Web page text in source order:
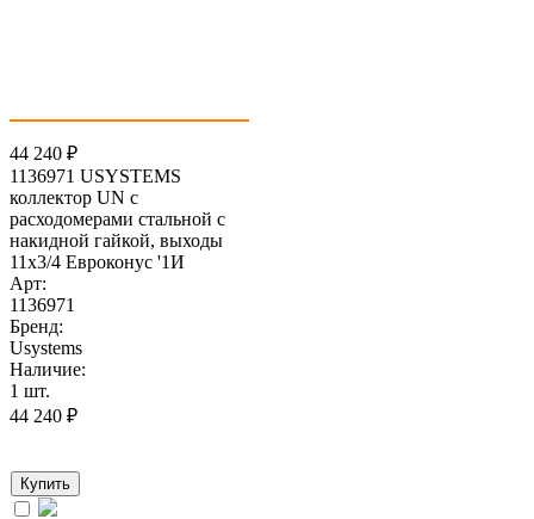
44 240 ₽
1136971 USYSTEMS
коллектор UN с
расходомерами стальной с
накидной гайкой, выходы
11x3/4 Евроконус '1И
Арт:
1136971
Бренд:
Usystems
Наличие:
1 шт.
44 240 ₽
Купить